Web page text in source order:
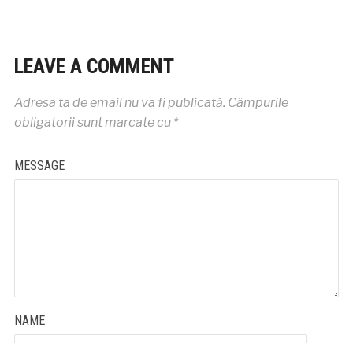
LEAVE A COMMENT
Adresa ta de email nu va fi publicată. Câmpurile
obligatorii sunt marcate cu *
MESSAGE
NAME